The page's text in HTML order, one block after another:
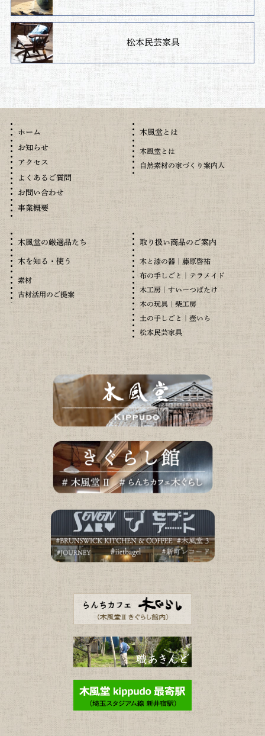
松本民芸家具
ホーム
お知らせ
アクセス
よくあるご質問
お問い合わせ
事業概要
木風堂とは
木風堂とは
自然素材の家づくり案内人
木風堂の厳選品たち
木を知る・使う
素材
古材活用のご提案
取り扱い商品のご案内
木と漆の器｜藤原啓祐
布の手しごと｜テラメイド
木工房｜すいーつばたけ
木の玩具｜柴工房
土の手しごと｜壺いち
松本民芸家具